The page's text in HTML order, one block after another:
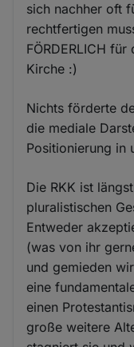
sich nachher oft
rechtfertigen
FÖRDERLICH
Kirche :)
Nichts förderte
die mediale
Positionierung in
Die RKK ist
pluralistischen
Entweder
(was von ihr
und gemieden
eine
einen
große weitere